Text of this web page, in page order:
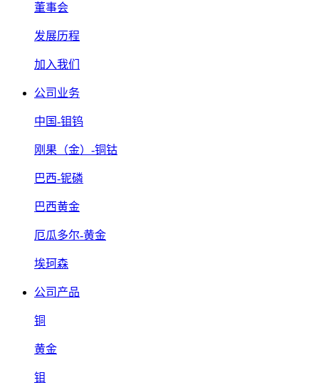
董事会
发展历程
加入我们
公司业务
中国-钼钨
刚果（金）-铜钴
巴西-铌磷
巴西黄金
厄瓜多尔-黄金
埃珂森
公司产品
铜
黄金
钼